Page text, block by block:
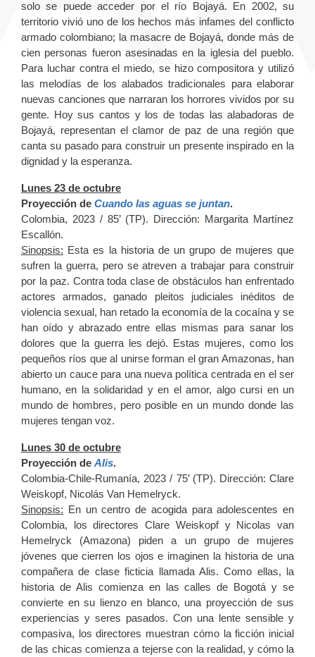
solo se puede acceder por el río Bojayá. En 2002, su
territorio vivió uno de los hechos más infames del conflicto
armado colombiano; la masacre de Bojayá, donde más de
cien personas fueron asesinadas en la iglesia del pueblo.
Para luchar contra el miedo, se hizo compositora y utilizó
las melodías de los alabados tradicionales para elaborar
nuevas canciones que narraran los horrores vividos por su
gente. Hoy sus cantos y los de todas las alabadoras de
Bojayá, representan el clamor de paz de una región que
canta su pasado para construir un presente inspirado en la
dignidad y la esperanza.
Lunes 23 de octubre
Proyección de Cuando las aguas se juntan.
Colombia, 2023 / 85’ (TP). Dirección: Margarita Martínez
Escallón.
Sinopsis: Esta es la historia de un grupo de mujeres que
sufren la guerra, pero se atreven a trabajar para construir
por la paz. Contra toda clase de obstáculos han enfrentado
actores armados, ganado pleitos judiciales inéditos de
violencia sexual, han retado la economía de la cocaína y se
han oído y abrazado entre ellas mismas para sanar los
dolores que la guerra les dejó. Estas mujeres, como los
pequeños ríos que al unirse forman el gran Amazonas, han
abierto un cauce para una nueva política centrada en el ser
humano, en la solidaridad y en el amor, algo cursi en un
mundo de hombres, pero posible en un mundo donde las
mujeres tengan voz.
Lunes 30 de octubre
Proyección de Alis.
Colombia-Chile-Rumanía, 2023 / 75’ (TP). Dirección: Clare
Weiskopf, Nicolás Van Hemelryck.
Sinopsis: En un centro de acogida para adolescentes en
Colombia, los directores Clare Weiskopf y Nicolas van
Hemelryck (Amazona) piden a un grupo de mujeres
jóvenes que cierren los ojos e imaginen la historia de una
compañera de clase ficticia llamada Alis. Como ellas, la
historia de Alis comienza en las calles de Bogotá y se
convierte en su lienzo en blanco, una proyección de sus
experiencias y seres pasados. Con una lente sensible y
compasiva, los directores muestran cómo la ficción inicial
de las chicas comienza a tejerse con la realidad, y cómo la